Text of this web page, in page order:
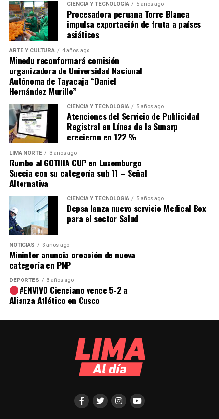
CIENCIA Y TECNOLOGÍA 5 años ago
Procesadora peruana Torre Blanca
impulsa exportación de fruta a países
asiáticos
ARTE Y CULTURA 4 años ago
Minedu reconformará comisión
organizadora de Universidad Nacional
Autónoma de Tayacaja “Daniel
Hernández Murillo”
CIENCIA Y TECNOLOGÍA 5 años ago
Atenciones del Servicio de Publicidad
Registral en Línea de la Sunarp
crecieron en 122 %
LIMA NORTE 3 años ago
Rumbo al GOTHIA CUP en Luxemburgo
Suecia con su categoría sub 11 – Señal
Alternativa
CIENCIA Y TECNOLOGÍA 5 años ago
Depsa lanza nuevo servicio Medical Box
para el sector Salud
NOTICIAS 3 años ago
Mininter anuncia creación de nueva
categoría en PNP
DEPORTES 3 años ago
#ENVIVO Cienciano vence 5-2 a
Alianza Atlético en Cusco